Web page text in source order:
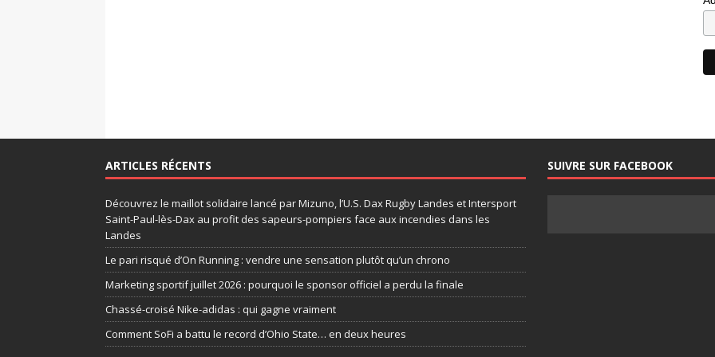
ARTICLES RÉCENTS
Découvrez le maillot solidaire lancé par Mizuno, l’U.S. Dax Rugby Landes et Intersport
Saint-Paul-lès-Dax au profit des sapeurs-pompiers face aux incendies dans les
Landes
Le pari risqué d’On Running : vendre une sensation plutôt qu’un chrono
Marketing sportif juillet 2026 : pourquoi le sponsor officiel a perdu la finale
Chassé-croisé Nike-adidas : qui gagne vraiment
Comment SoFi a battu le record d’Ohio State… en deux heures
SUIVRE SUR FACEBOOK